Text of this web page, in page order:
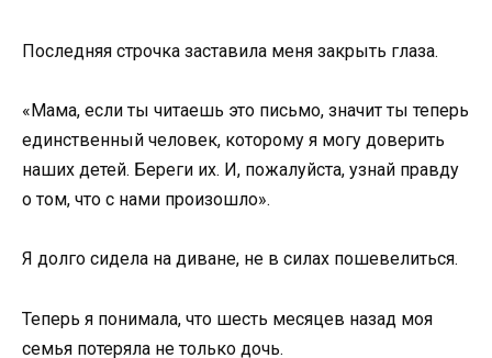
Последняя строчка заставила меня закрыть глаза.
«Мама, если ты читаешь это письмо, значит ты теперь
единственный человек, которому я могу доверить
наших детей. Береги их. И, пожалуйста, узнай правду
о том, что с нами произошло».
Я долго сидела на диване, не в силах пошевелиться.
Теперь я понимала, что шесть месяцев назад моя
семья потеряла не только дочь.